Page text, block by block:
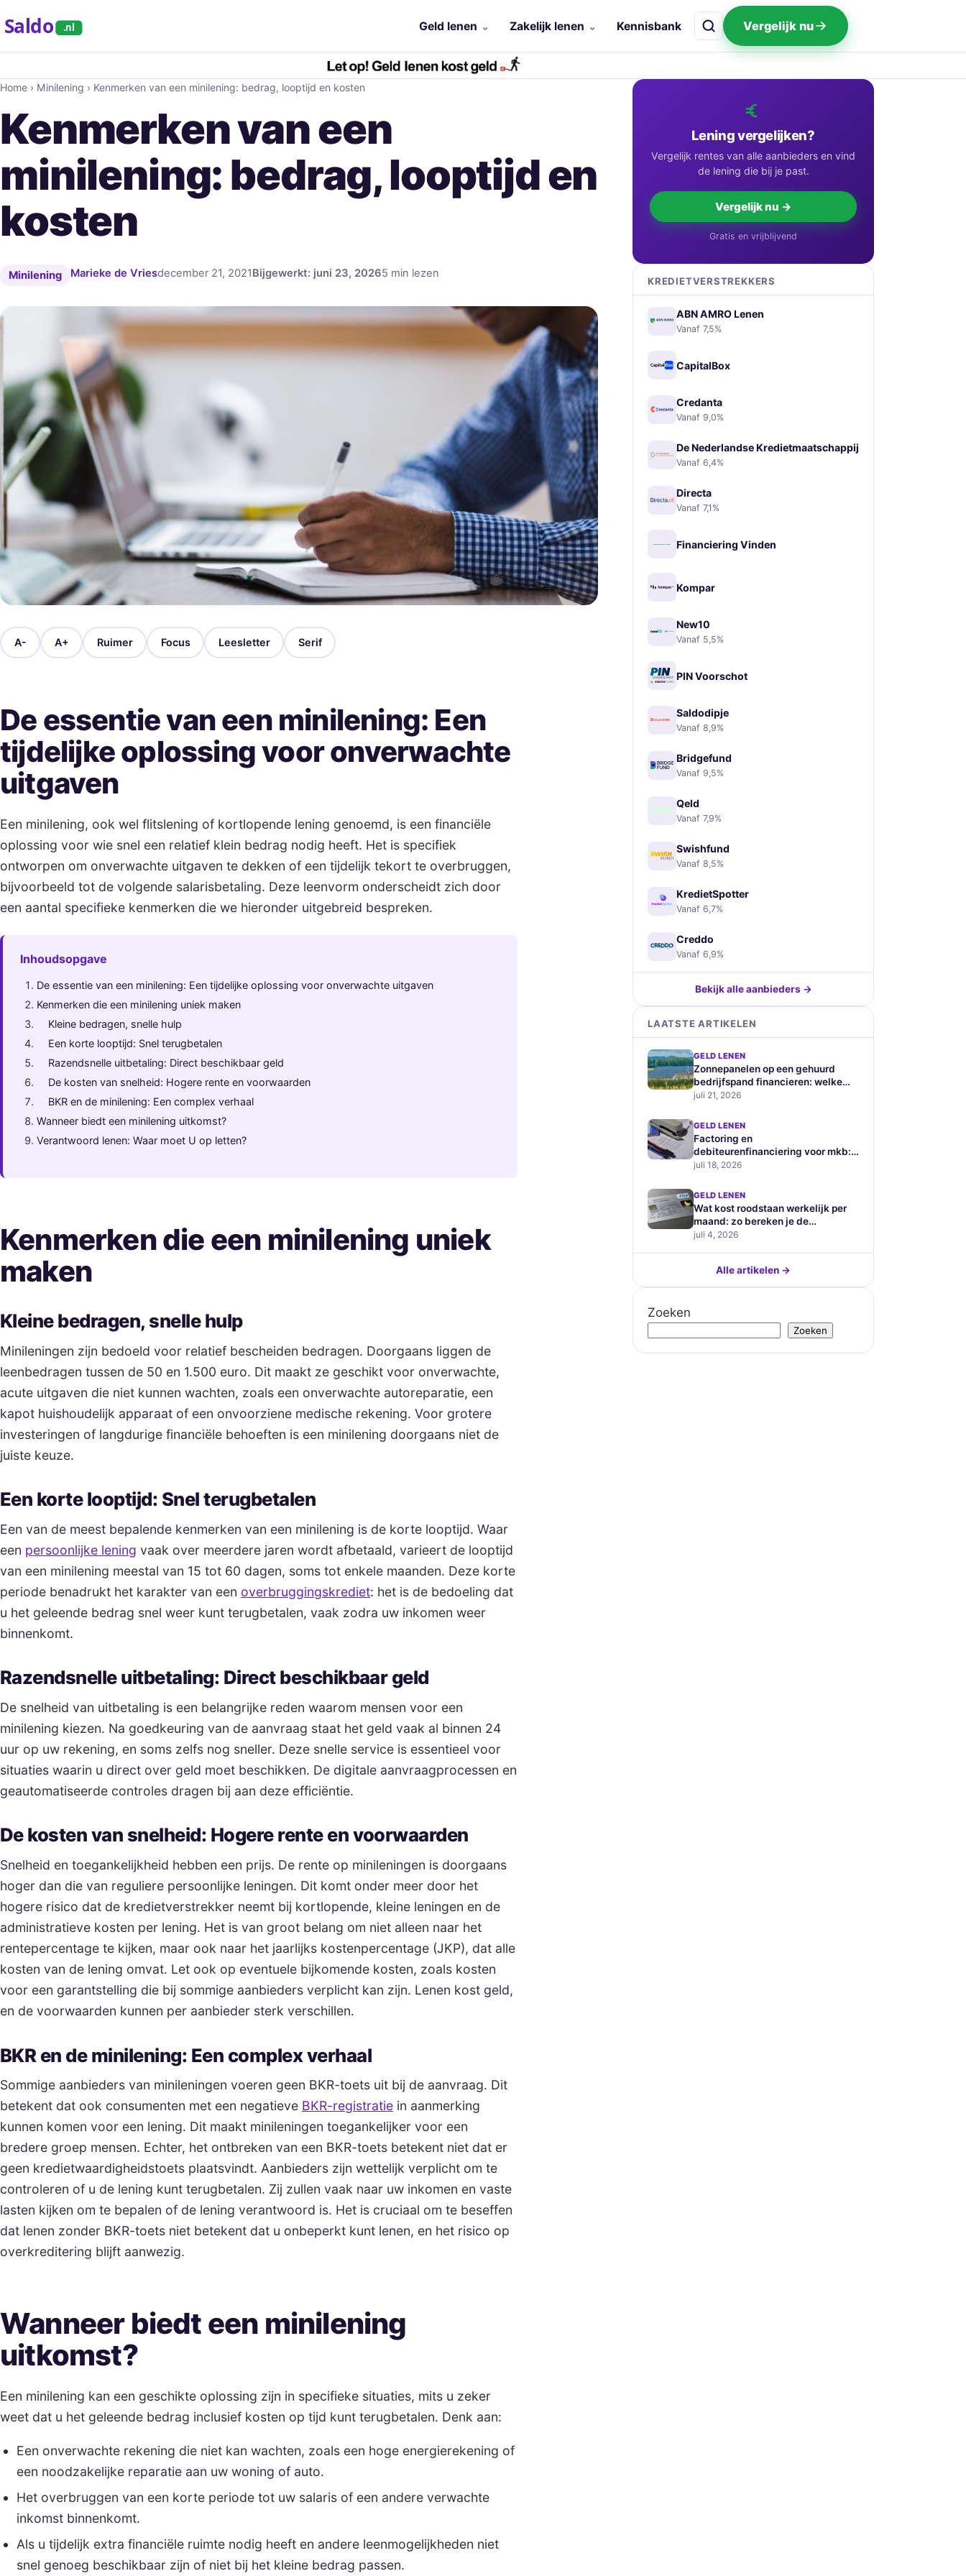
Saldo .nl Geld lenen Zakelijk lenen Kennisbank Vergelijk nu
Home › Minilening › Kenmerken van een minilening: bedrag, looptijd en kosten
Kenmerken van een
minilening: bedrag, looptijd en
kosten
Minilening Marieke de Vriesdecember 21, 2021Bijgewerkt: juni 23, 20265 min lezen
A- A+ Ruimer Focus Leesletter Serif
De essentie van een minilening: Een
tijdelijke oplossing voor onverwachte
uitgaven
Een minilening, ook wel flitslening of kortlopende lening genoemd, is een financiële
oplossing voor wie snel een relatief klein bedrag nodig heeft. Het is specifiek
ontworpen om onverwachte uitgaven te dekken of een tijdelijk tekort te overbruggen,
bijvoorbeeld tot de volgende salarisbetaling. Deze leenvorm onderscheidt zich door
een aantal specifieke kenmerken die we hieronder uitgebreid bespreken.
Inhoudsopgave
De essentie van een minilening: Een tijdelijke oplossing voor onverwachte uitgaven
Kenmerken die een minilening uniek maken
Kleine bedragen, snelle hulp
Een korte looptijd: Snel terugbetalen
Razendsnelle uitbetaling: Direct beschikbaar geld
De kosten van snelheid: Hogere rente en voorwaarden
BKR en de minilening: Een complex verhaal
Wanneer biedt een minilening uitkomst?
Verantwoord lenen: Waar moet U op letten?
Kenmerken die een minilening uniek
maken
Kleine bedragen, snelle hulp
Minileningen zijn bedoeld voor relatief bescheiden bedragen. Doorgaans liggen de
leenbedragen tussen de 50 en 1.500 euro. Dit maakt ze geschikt voor onverwachte,
acute uitgaven die niet kunnen wachten, zoals een onverwachte autoreparatie, een
kapot huishoudelijk apparaat of een onvoorziene medische rekening. Voor grotere
investeringen of langdurige financiële behoeften is een minilening doorgaans niet de
juiste keuze.
Een korte looptijd: Snel terugbetalen
Een van de meest bepalende kenmerken van een minilening is de korte looptijd. Waar
een persoonlijke lening vaak over meerdere jaren wordt afbetaald, varieert de looptijd
van een minilening meestal van 15 tot 60 dagen, soms tot enkele maanden. Deze korte
periode benadrukt het karakter van een overbruggingskrediet: het is de bedoeling dat
u het geleende bedrag snel weer kunt terugbetalen, vaak zodra uw inkomen weer
binnenkomt.
Razendsnelle uitbetaling: Direct beschikbaar geld
De snelheid van uitbetaling is een belangrijke reden waarom mensen voor een
minilening kiezen. Na goedkeuring van de aanvraag staat het geld vaak al binnen 24
uur op uw rekening, en soms zelfs nog sneller. Deze snelle service is essentieel voor
situaties waarin u direct over geld moet beschikken. De digitale aanvraagprocessen en
geautomatiseerde controles dragen bij aan deze efficiëntie.
De kosten van snelheid: Hogere rente en voorwaarden
Snelheid en toegankelijkheid hebben een prijs. De rente op minileningen is doorgaans
hoger dan die van reguliere persoonlijke leningen. Dit komt onder meer door het
hogere risico dat de kredietverstrekker neemt bij kortlopende, kleine leningen en de
administratieve kosten per lening. Het is van groot belang om niet alleen naar het
rentepercentage te kijken, maar ook naar het jaarlijks kostenpercentage (JKP), dat alle
kosten van de lening omvat. Let ook op eventuele bijkomende kosten, zoals kosten
voor een garantstelling die bij sommige aanbieders verplicht kan zijn. Lenen kost geld,
en de voorwaarden kunnen per aanbieder sterk verschillen.
BKR en de minilening: Een complex verhaal
Sommige aanbieders van minileningen voeren geen BKR-toets uit bij de aanvraag. Dit
betekent dat ook consumenten met een negatieve BKR-registratie in aanmerking
kunnen komen voor een lening. Dit maakt minileningen toegankelijker voor een
bredere groep mensen. Echter, het ontbreken van een BKR-toets betekent niet dat er
geen kredietwaardigheidstoets plaatsvindt. Aanbieders zijn wettelijk verplicht om te
controleren of u de lening kunt terugbetalen. Zij zullen vaak naar uw inkomen en vaste
lasten kijken om te bepalen of de lening verantwoord is. Het is cruciaal om te beseffen
dat lenen zonder BKR-toets niet betekent dat u onbeperkt kunt lenen, en het risico op
overkreditering blijft aanwezig.
Wanneer biedt een minilening
uitkomst?
Een minilening kan een geschikte oplossing zijn in specifieke situaties, mits u zeker
weet dat u het geleende bedrag inclusief kosten op tijd kunt terugbetalen. Denk aan:
Een onverwachte rekening die niet kan wachten, zoals een hoge energierekening of
een noodzakelijke reparatie aan uw woning of auto.
Het overbruggen van een korte periode tot uw salaris of een andere verwachte
inkomst binnenkomt.
Als u tijdelijk extra financiële ruimte nodig heeft en andere leenmogelijkheden niet
snel genoeg beschikbaar zijn of niet bij het kleine bedrag passen.
Lening vergelijken?
Vergelijk rentes van alle aanbieders en vind
de lening die bij je past.
Vergelijk nu →
Gratis en vrijblijvend
KREDIETVERSTREKKERS
ABN AMRO Lenen
Vanaf 7,5%
CapitalBox
Credanta
Vanaf 9,0%
De Nederlandse Kredietmaatschappij
Vanaf 6,4%
Directa
Vanaf 7,1%
Financiering Vinden
Kompar
New10
Vanaf 5,5%
PIN Voorschot
Saldodipje
Vanaf 8,9%
Bridgefund
Vanaf 9,5%
Qeld
Vanaf 7,9%
Swishfund
Vanaf 8,5%
KredietSpotter
Vanaf 6,7%
Creddo
Vanaf 6,9%
Bekijk alle aanbieders →
LAATSTE ARTIKELEN
GELD LENEN
Zonnepanelen op een gehuurd
bedrijfspand financieren: welke
zakelijke leningen zijn geschikt
juli 21, 2026
GELD LENEN
Factoring en
debiteurenfinanciering voor mkb:
hoe werkt het en wat kost het
juli 18, 2026
GELD LENEN
Wat kost roodstaan werkelijk per
maand: zo bereken je de
verborgen prijs van je
juli 4, 2026
Alle artikelen →
Zoeken
Zoeken